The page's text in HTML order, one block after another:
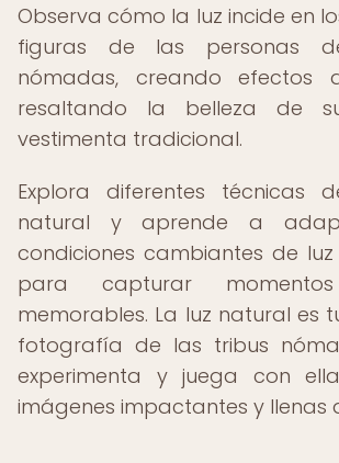
Observa cómo la luz incide en
figuras de las personas
nómadas, creando efectos
resaltando la belleza de
vestimenta tradicional.
Explora diferentes técnicas
natural y aprende a
condiciones cambiantes de
para capturar
memorables. La luz natural es
fotografía de las tribus
experimenta y juega con
imágenes impactantes y llenas